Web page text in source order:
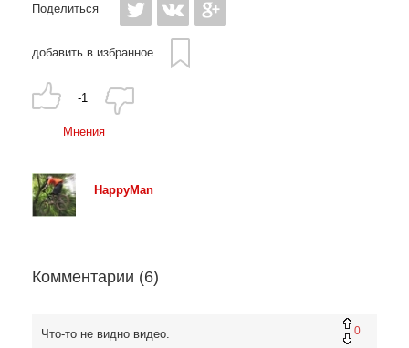
Поделиться
добавить в избранное
-1
Мнения
HappyMan
Комментарии (6)
0
Что-то не видно видео.